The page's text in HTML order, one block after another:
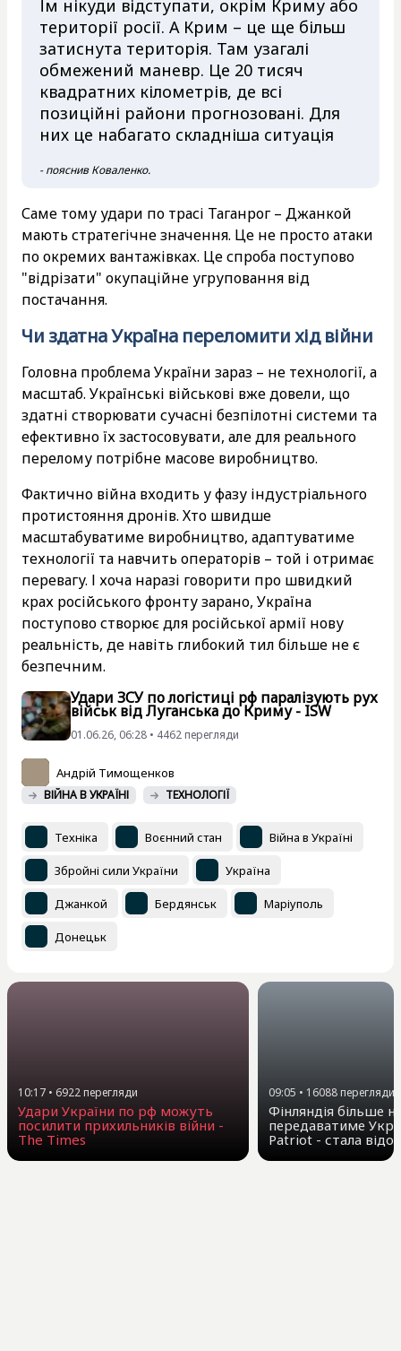
Їм нікуди відступати, окрім Криму або
території росії. А Крим – це ще більш
затиснута територія. Там узагалі
обмежений маневр. Це 20 тисяч
квадратних кілометрів, де всі
позиційні райони прогнозовані. Для
них це набагато складніша ситуація
- пояснив Коваленко.
Саме тому удари по трасі Таганрог – Джанкой
мають стратегічне значення. Це не просто атаки
по окремих вантажівках. Це спроба поступово
"відрізати" окупаційне угруповання від
постачання.
Чи здатна Україна переломити хід війни
Головна проблема України зараз – не технології, а
масштаб. Українські військові вже довели, що
здатні створювати сучасні безпілотні системи та
ефективно їх застосовувати, але для реального
перелому потрібне масове виробництво.
Фактично війна входить у фазу індустріального
протистояння дронів. Хто швидше
масштабуватиме виробництво, адаптуватиме
технології та навчить операторів – той і отримає
перевагу. І хоча наразі говорити про швидкий
крах російського фронту зарано, Україна
поступово створює для російської армії нову
реальність, де навіть глибокий тил більше не є
безпечним.
Удари ЗСУ по логістиці рф паралізують рух
військ від Луганська до Криму - ISW
01.06.26, 06:28 • 4462 перегляди
Андрій Тимощенков
ВІЙНА В УКРАЇНІ ТЕХНОЛОГІЇ
Техніка Воєнний стан Війна в Україні
Збройні сили України Україна
Джанкой Бердянськ Маріуполь
Донецьк
10:17 • 6922перегляди
Удари України по рф можуть
посилити прихильників війни -
The Times
09:05 • 16088 перегляди
Фінляндія більше
передаватиме
Patriot - стала